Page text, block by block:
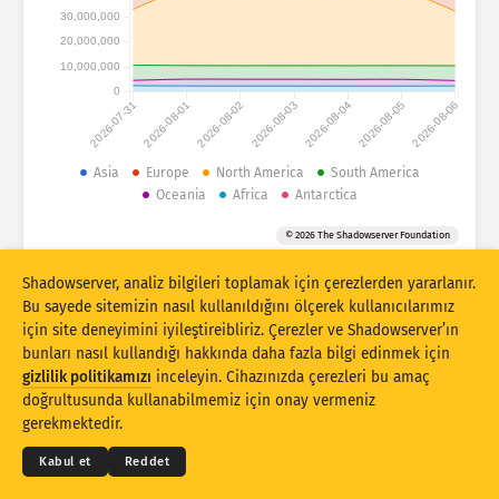
Saldırı istatistikleri: Cihazlar
Yardım
Ülkeler
Veri kümesi
Üst üste binen
Sonuçları otomatik olarak güncelle
Güncelle Sıfırla
PNG olarak indir
2026-07-31 2026-08-01 2026-08-02 2026-08-03 2026-08-04 2026-08-05 2026-08-06
0
10,000,000
20,000,000
30,000,000
Asia Europe North America
South America
Oceania
Africa Antarctica
© 2026 The Shadowserver Foundation
© 2026THE SHADOWSERVER FOUNDATION
Gizlilik ve Şartlar
Bizimle İletişime Geçin Krediler
Shadowserver, analiz bilgileri toplamak için çerezlerden yararlanır.
Bu sayede sitemizin nasıl kullanıldığını ölçerek kullanıcılarımız
için site deneyimini iyileştireibliriz. Çerezler ve Shadowserver’ın
bunları nasıl kullandığı hakkında daha fazla bilgi edinmek için
gizlilik politikamızı inceleyin. Cihazınızda çerezleri bu amaç
doğrultusunda kullanabilmemiz için onay vermeniz
gerekmektedir.
Kabul et Reddet